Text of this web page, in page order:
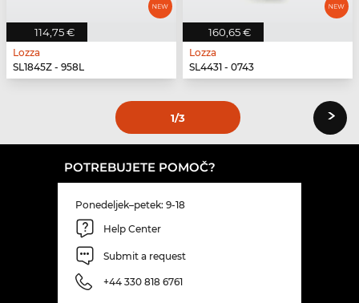
114,75 €
Lozza
SL1845Z - 958L
160,65 €
Lozza
SL4431 - 0743
1/3 ›
POTREBUJETE POMOČ?
Ponedeljek–petek: 9-18
Help Center
Submit a request
+44 330 818 6761